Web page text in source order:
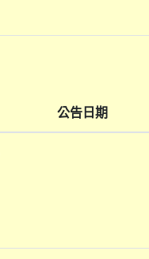
公告日期